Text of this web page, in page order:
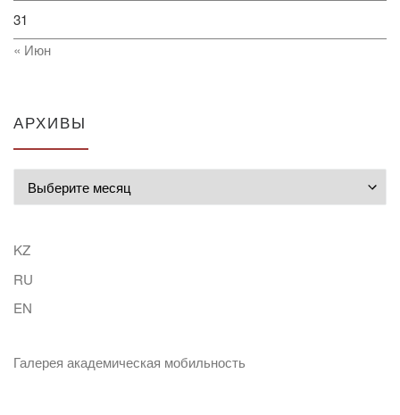
31
« Июн
АРХИВЫ
KZ
RU
EN
Галерея академическая мобильность